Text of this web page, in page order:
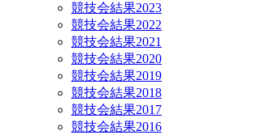
競技会結果2023
競技会結果2022
競技会結果2021
競技会結果2020
競技会結果2019
競技会結果2018
競技会結果2017
競技会結果2016